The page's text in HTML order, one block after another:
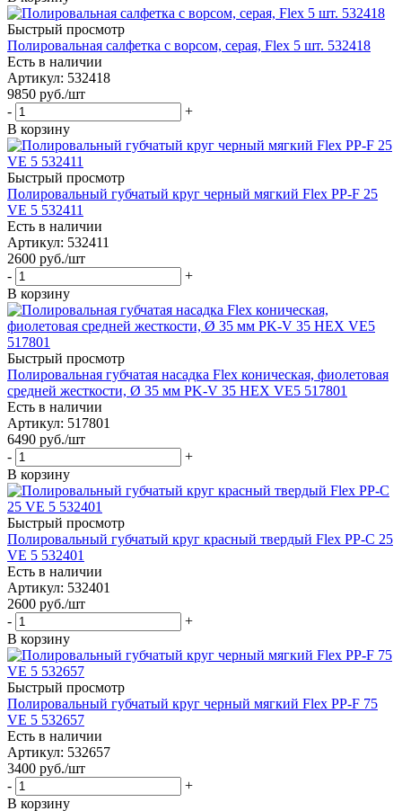
Быстрый просмотр
Полировальная салфетка с ворсом, серая, Flex 5 шт. 532418
Есть в наличии
Артикул: 532418
9850 руб./шт
-
+
В корзину
Быстрый просмотр
Полировальный губчатый круг черный мягкий Flex PP-F 25
VE 5 532411
Есть в наличии
Артикул: 532411
2600 руб./шт
-
+
В корзину
Быстрый просмотр
Полировальная губчатая насадка Flex коническая, фиолетовая
средней жесткости, Ø 35 мм PK-V 35 HEX VE5 517801
Есть в наличии
Артикул: 517801
6490 руб./шт
-
+
В корзину
Быстрый просмотр
Полировальный губчатый круг красный твердый Flex PP-C 25
VE 5 532401
Есть в наличии
Артикул: 532401
2600 руб./шт
-
+
В корзину
Быстрый просмотр
Полировальный губчатый круг черный мягкий Flex PP-F 75
VE 5 532657
Есть в наличии
Артикул: 532657
3400 руб./шт
-
+
В корзину